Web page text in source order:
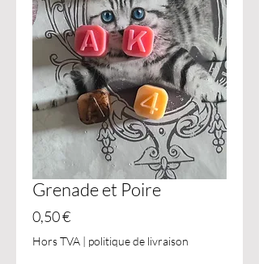
Grenade et Poire
0,50 €Prix
Hors TVA | politique de livraison